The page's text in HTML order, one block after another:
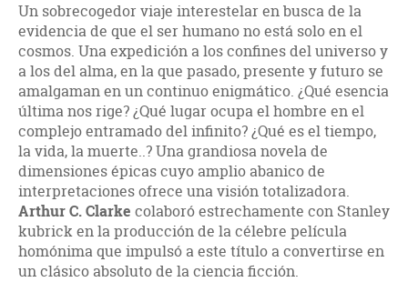
Un sobrecogedor viaje interestelar en busca de la
evidencia de que el ser humano no está solo en el
cosmos. Una expedición a los confines del universo y
a los del alma, en la que pasado, presente y futuro se
amalgaman en un continuo enigmático. ¿Qué esencia
última nos rige? ¿Qué lugar ocupa el hombre en el
complejo entramado del infinito? ¿Qué es el tiempo,
la vida, la muerte..? Una grandiosa novela de
dimensiones épicas cuyo amplio abanico de
interpretaciones ofrece una visión totalizadora.
Arthur C. Clarke colaboró estrechamente con Stanley
kubrick en la producción de la célebre película
homónima que impulsó a este título a convertirse en
un clásico absoluto de la ciencia ficción.